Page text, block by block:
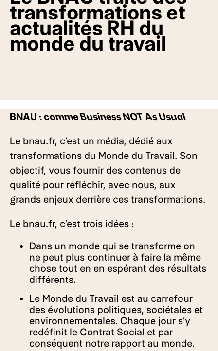
transformations et
actualités RH du
monde du travail
BNAU : comme Business NOT As Usual
Le bnau.fr, c’est un média, dédié aux
transformations du Monde du Travail. Son
objectif, vous fournir des contenus de
qualité pour réfléchir, avec nous, aux
grands enjeux derrière ces transformations.
Le bnau.fr, c’est trois idées :
Dans un monde qui se transforme on
ne peut plus continuer à faire la même
chose tout en en espérant des résultats
différents.
Le Monde du Travail est au carrefour
des évolutions politiques, sociétales et
environnementales. Chaque jour s’y
redéfinit le Contrat Social et par
conséquent notre rapport au monde.